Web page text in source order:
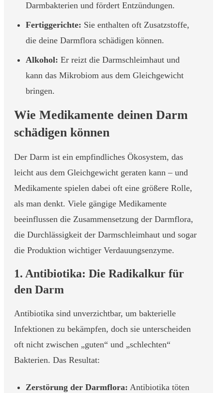
Darmbakterien und fördert Entzündungen.
Fertiggerichte: Sie enthalten oft Zusatzstoffe,
die deine Darmflora schädigen können.
Alkohol: Er reizt die Darmschleimhaut und
kann das Mikrobiom aus dem Gleichgewicht
bringen.
Wie Medikamente deinen Darm
schädigen können
Der Darm ist ein empfindliches Ökosystem, das
leicht aus dem Gleichgewicht geraten kann – und
Medikamente spielen dabei oft eine größere Rolle,
als man denkt. Viele gängige Medikamente
beeinflussen die Zusammensetzung der Darmflora,
die Durchlässigkeit der Darmschleimhaut und sogar
die Produktion wichtiger Verdauungsenzyme.
1. Antibiotika: Die Radikalkur für
den Darm
Antibiotika sind unverzichtbar, um bakterielle
Infektionen zu bekämpfen, doch sie unterscheiden
oft nicht zwischen „guten“ und „schlechten“
Bakterien. Das Resultat:
Zerstörung der Darmflora: Antibiotika töten